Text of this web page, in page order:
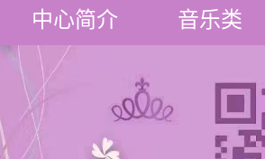
中心简介 音乐类